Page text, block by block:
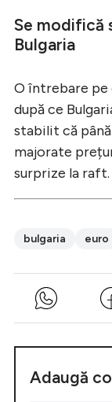
Se modifică
Bulgaria
O întrebare pe
după ce
stabilit că
majorate
surprize la raft.
bulgaria euro
Adaugă